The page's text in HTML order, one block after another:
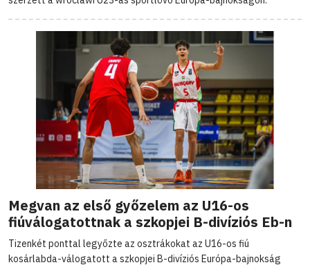
Megvan az első győzelem az U16-os
fiúválogatottnak a szkopjei B-divíziós Eb-n
Tizenkét ponttal legyőzte az osztrákokat az U16-os fiú
kosárlabda-válogatott a szkopjei B-divíziós Európa-bajnokság